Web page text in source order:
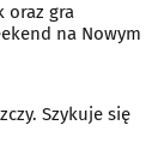
oraz gra
na Nowym
Szykuje się